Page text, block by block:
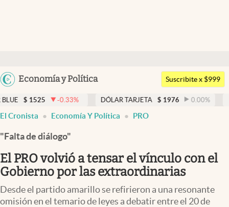
Argentina
Uruguay
Economía y Política
Members
Economía y Política
Finanzas y Mercados
Mercados Online
Negocios
Columnistas
Otras secciones
Suscribite x $999
-0.33% DÓLAR TARJETA $ 1976 0.00% DÓLAR MEP
El Cronista Economía Y Política PRO
"Falta de diálogo"
El PRO volvió a tensar el vínculo con el
Gobierno por las extraordinarias
Desde el partido amarillo se refirieron a una resonante
omisión en el temario de leyes a debatir entre el 20 de